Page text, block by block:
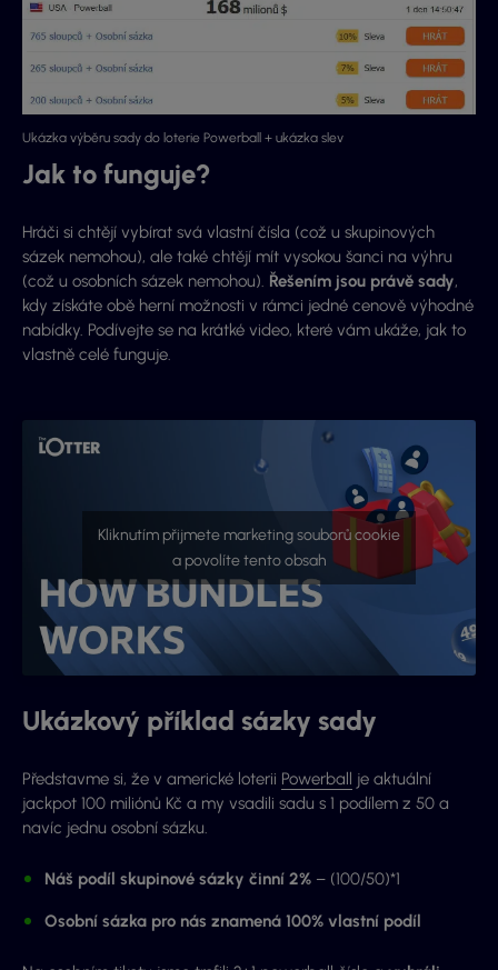
Ukázka výběru sady do loterie Powerball + ukázka slev
Jak to funguje?
Hráči si chtějí vybírat svá vlastní čísla (což u skupinových
sázek nemohou), ale také chtějí mít vysokou šanci na výhru
(což u osobních sázek nemohou). Řešením jsou právě sady,
kdy získáte obě herní možnosti v rámci jedné cenově výhodné
nabídky. Podívejte se na krátké video, které vám ukáže, jak to
vlastně celé funguje.
Kliknutím přijmete marketing souborů cookie
a povolíte tento obsah
Ukázkový příklad sázky sady
Představme si, že v americké loterii Powerball je aktuální
jackpot 100 miliónů Kč a my vsadili sadu s 1 podílem z 50 a
navíc jednu osobní sázku.
Náš podíl skupinové sázky činní 2% – (100/50)*1
Osobní sázka pro nás znamená 100% vlastní podíl